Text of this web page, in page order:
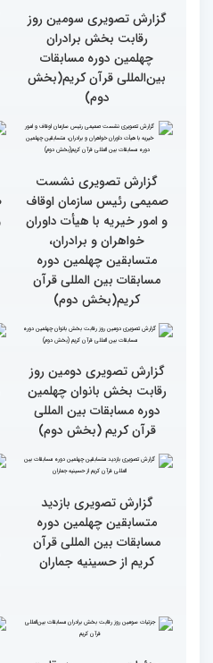
کتاب قرآن با قلب ما مرتبط
و قابل توصیف نیست
گزارش تصویری سومین روز
رقابت بخش برادران
چهلمین دوره مسابقات
بین‌المللی قرآن کریم(بخش
دوم)
صمیمی رئیس سازمان اوقاف
و امور خیریه با هیأت داوران
خواهران و برادران،
متسابقین چهلمین دوره
مسابقات بین المللی قرآن
کریم(بخش دوم)
گزارش تصویری دومین روز
رقابت بخش بانوان چهلمین